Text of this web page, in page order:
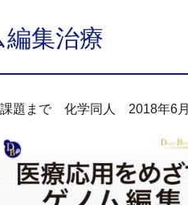
集治療
課題まで 化学同人 2018年6月